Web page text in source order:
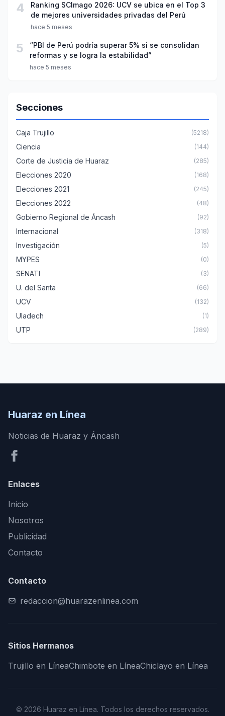
4
Ranking SCImago 2026: UCV se ubica en el Top 3
de mejores universidades privadas del Perú
hace 5 meses
5
“PBI de Perú podría superar 5% si se consolidan
reformas y se logra la estabilidad”
hace 5 meses
Secciones
Caja Trujillo (5218)
Ciencia (144)
Corte de Justicia de Huaraz (285)
Elecciones 2020 (168)
Elecciones 2021 (245)
Elecciones 2022 (48)
Gobierno Regional de Áncash (92)
Internacional (318)
Investigación (5)
MYPES (0)
SENATI (3)
U. del Santa (66)
UCV (132)
Uladech (1)
UTP (289)
Huaraz en Línea
Noticias de Huaraz y Áncash
Enlaces
Inicio
Nosotros
Publicidad
Contacto
Contacto
redaccion@huarazenlinea.com
Sitios Hermanos
Trujillo en LíneaChimbote en LíneaChiclayo en Línea
© 2026 Huaraz en Línea. Todos los derechos reservados.